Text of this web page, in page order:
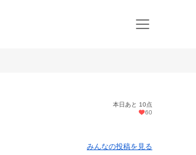
本日あと 10点
60
みんなの投稿を見る